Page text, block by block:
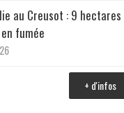
au Creusot : 9 hectares
fumée
+ d'infos